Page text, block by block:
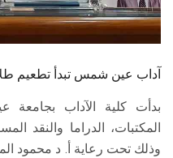
آداب عين شمس تبدأ تطعيم
بدأت كلية الآداب
المكتبات، الدراما والنقد
وذلك تحت رعاية أ. د محمود